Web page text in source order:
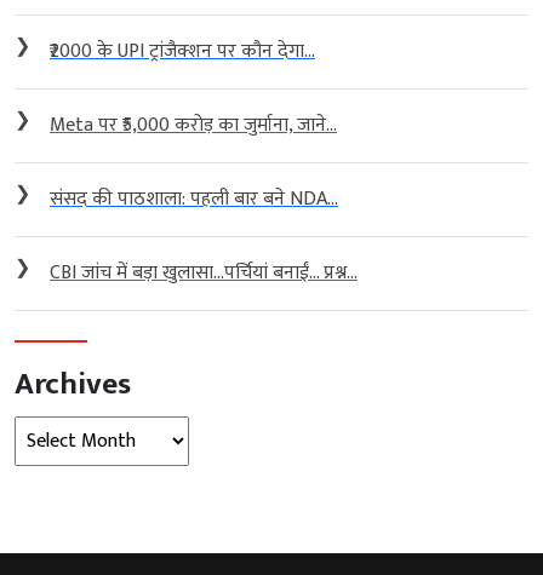
❯ ₹2000 के UPI ट्रांजैक्शन पर कौन देगा...
❯ Meta पर ₹5,000 करोड़ का जुर्माना, जाने...
❯ संसद की पाठशाला: पहली बार बने NDA...
❯ CBI जांच में बड़ा खुलासा…पर्चियां बनाईं… प्रश्न...
Archives
Archives